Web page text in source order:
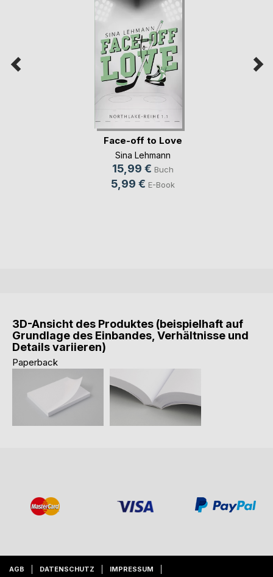
Face-off to Love
Sina Lehmann
15,99 € Buch
5,99 € E-Book
3D-Ansicht des Produktes (beispielhaft auf
Grundlage des Einbandes, Verhältnisse und
Details variieren)
Paperback
AGB DATENSCHUTZ IMPRESSUM